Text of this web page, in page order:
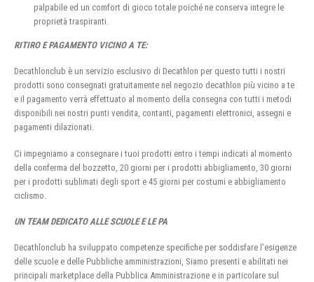
palpabile ed un comfort di gioco totale poiché ne conserva integre le
proprietà traspiranti.
RITIRO E PAGAMENTO VICINO A TE:
Decathlonclub è un servizio esclusivo di Decathlon per questo tutti i nostri
prodotti sono consegnati gratuitamente nel negozio decathlon più vicino a te
e il pagamento verrà effettuato al momento della consegna con tutti i metodi
disponibili nei nostri punti vendita, contanti, pagamenti elettronici, assegni e
pagamenti dilazionati.
Ci impegniamo a consegnare i tuoi prodotti entro i tempi indicati al momento
della conferma del bozzetto, 20 giorni per i prodotti abbigliamento, 30 giorni
per i prodotti sublimati degli sport e 45 giorni per costumi e abbigliamento
ciclismo.
UN TEAM DEDICATO ALLE SCUOLE E LE PA
Decathlonclub ha sviluppato competenze specifiche per soddisfare l’esigenze
delle scuole e delle Pubbliche amministrazioni, Siamo presenti e abilitati nei
principali marketplace della Pubblica Amministrazione e in particolare sul